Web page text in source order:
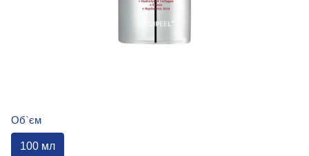
Об`єм
100 мл